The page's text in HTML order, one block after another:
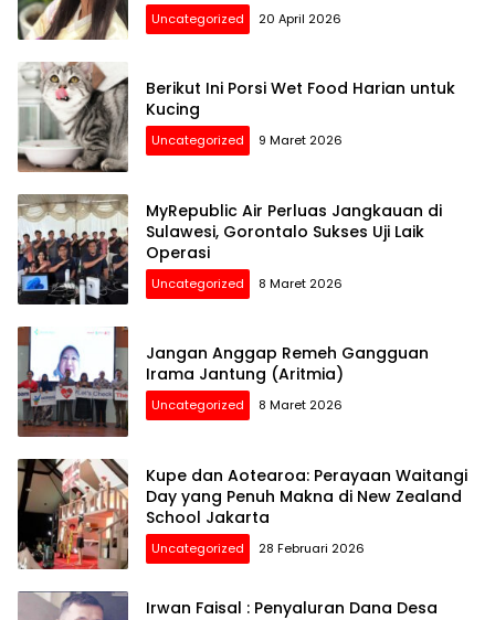
Uncategorized 20 April 2026
Berikut Ini Porsi Wet Food Harian untuk
Kucing
Uncategorized 9 Maret 2026
MyRepublic Air Perluas Jangkauan di
Sulawesi, Gorontalo Sukses Uji Laik
Operasi
Uncategorized 8 Maret 2026
Jangan Anggap Remeh Gangguan
Irama Jantung (Aritmia)
Uncategorized 8 Maret 2026
Kupe dan Aotearoa: Perayaan Waitangi
Day yang Penuh Makna di New Zealand
School Jakarta
Uncategorized 28 Februari 2026
Irwan Faisal : Penyaluran Dana Desa